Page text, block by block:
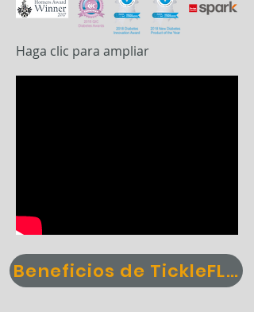
Haga clic para ampliar
Beneficios de TickleFLEX